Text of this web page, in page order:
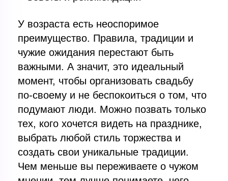
У возраста есть неоспоримое
преимущество. Правила, традиции и
чужие ожидания перестают быть
важными. А значит, это идеальный
момент, чтобы организовать свадьбу
по-своему и не беспокоиться о том, что
подумают люди. Можно позвать только
тех, кого хочется видеть на празднике,
выбрать любой стиль торжества и
создать свои уникальные традиции.
Чем меньше вы переживаете о чужом